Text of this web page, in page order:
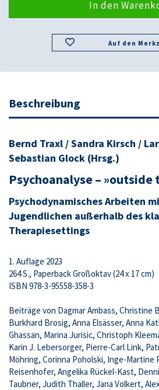
Auf den
Beschreibung
Bernd Traxl / Sandra Kirsch /
Sebastian Glock (Hrsg.)
Psychoanalyse – »outside
Psychodynamisches Arbeiten
Jugendlichen außerhalb des
Therapiesettings
1. Auflage 2023
264 S., Paperback Großoktav (24 x 17 cm)
ISBN 978-3-95558-358-3
Beiträge von Dagmar Ambass, Christine
Burkhard Brosig, Anna Elsässer, Anna
Ghassan, Marina Jurisic, Christoph
Karin J. Lebersorger, Pierre-Carl Link,
Möhring, Corinna Poholski, Inge-Martine
Reisenhofer, Angelika Rückel-Kast,
Taubner, Judith Thaller, Jana Volkert,